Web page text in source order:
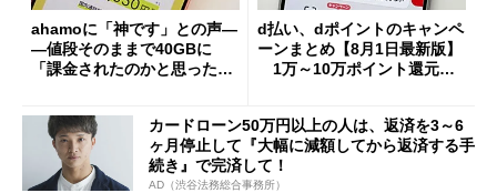
ahamoに「神です」との声―
―値段そのままで40GBに
「課金されたのかと思った」
d払い、dポイントのキャンペ
ーンまとめ【8月1日最新版】
1万～10万ポイント還元の
カードローン50万円以上の人は、返済を3～6
ヶ月停止して『大幅に減額してから返済する手
続き』で完済して！
AD（渋谷法務総合事務所）